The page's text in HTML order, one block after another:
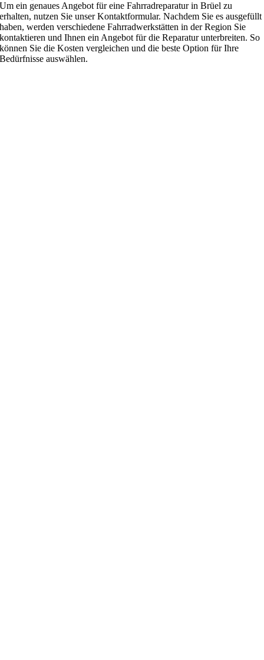
Um ein genaues Angebot für eine Fahrradreparatur in Brüel zu
erhalten, nutzen Sie unser Kontaktformular. Nachdem Sie es ausgefüllt
haben, werden verschiedene Fahrradwerkstätten in der Region Sie
kontaktieren und Ihnen ein Angebot für die Reparatur unterbreiten. So
können Sie die Kosten vergleichen und die beste Option für Ihre
Bedürfnisse auswählen.